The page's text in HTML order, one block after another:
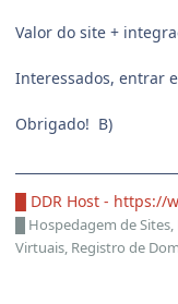
Valor do site +
Interessados, entrar
Obrigado! B)
█ DDR Host - https://
Hospedagem de
Virtuais, Registro de